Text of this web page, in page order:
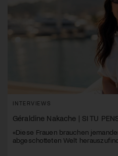
INTERVIEWS
Géraldine Nakache | SI TU
«Diese Frauen brauchen
abgeschotteten Welt